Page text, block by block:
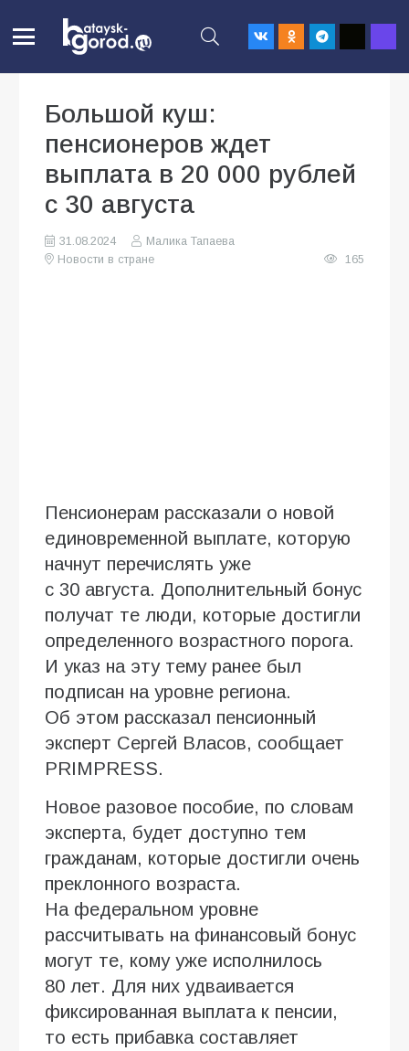
Большой куш:
пенсионеров ждет
выплата в 20 000 рублей
с 30 августа
31.08.2024
Малика Тапаева
Новости в стране
165
Пенсионерам рассказали о новой
единовременной выплате, которую
начнут перечислять уже
с 30 августа. Дополнительный бонус
получат те люди, которые достигли
определенного возрастного порога.
И указ на эту тему ранее был
подписан на уровне региона.
Об этом рассказал пенсионный
эксперт Сергей Власов, сообщает
PRIMPRESS.
Новое разовое пособие, по словам
эксперта, будет доступно тем
гражданам, которые достигли очень
преклонного возраста.
На федеральном уровне
рассчитывать на финансовый бонус
могут те, кому уже исполнилось
80 лет. Для них удваивается
фиксированная выплата к пенсии,
то есть прибавка составляет